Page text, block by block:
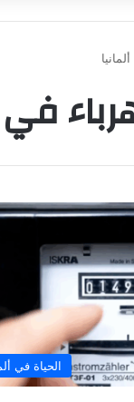
في
الحياة في